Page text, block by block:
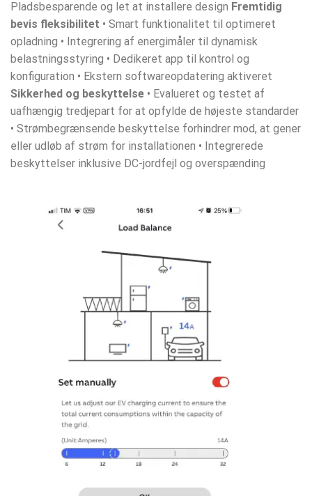
Pladsbesparende og let at installere design Fremtidig
bevis fleksibilitet • Smart funktionalitet til optimeret
opladning • Integrering af energimåler til dynamisk
belastningsstyring • Dedikeret app til kontrol og
konfiguration • Ekstern softwareopdatering aktiveret
Sikkerhed og beskyttelse • Evalueret og testet af
uafhængig tredjepart for at opfylde de højeste standarder
• Strømbegrænsende beskyttelse forhindrer mod, at gener
eller udløb af strøm for installationen • Integrerede
beskyttelser inklusive DC-jordfejl og overspænding